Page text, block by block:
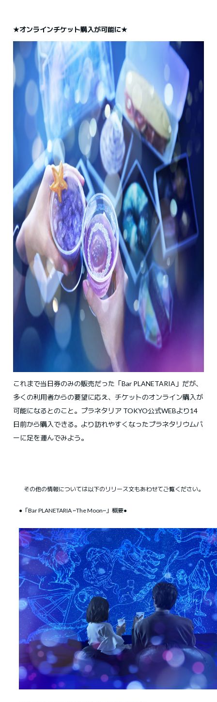
★オンラインチケット購入が可能に★
これまで当日券のみの販売だった「Bar PLANETARIA」だが、
多くの利用者からの要望に応え、チケットのオンライン購入が
可能になるとのこと。プラネタリア TOKYO公式WEBより14
日前から購入できる。より訪れやすくなったプラネタリウムバ
ーに足を運んでみよう。
その他の情報については以下のリリース文もあわせてご覧ください。
●「Bar PLANETARIA ~The Moon~」概要●